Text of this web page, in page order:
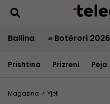
Ballina Botërori 2026
Prishtina Prizreni Peja
Magazina > Yjet